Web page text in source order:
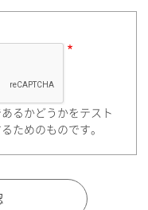
るかどうかをテスト
ためのものです。